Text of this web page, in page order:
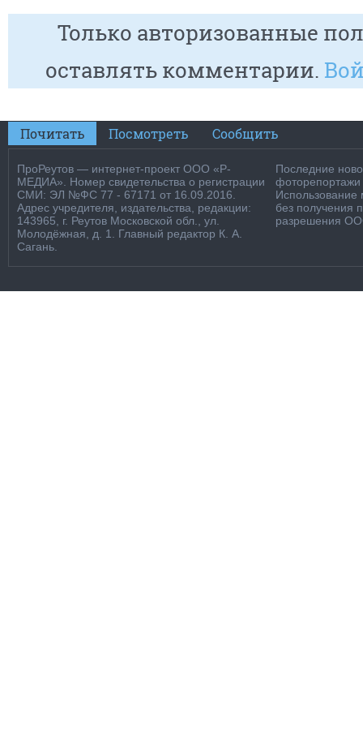
Только авторизованные
оставлять комментарии.
Почитать Посмотреть Сообщить
ПроРеутов — интернет-проект ООО «Р-
МЕДИА». Номер свидетельства о регистрации
СМИ: ЭЛ №ФС 77 - 67171 от 16.09.2016.
Адрес учредителя, издательства, редакции:
143965, г. Реутов Московской обл., ул.
Молодёжная, д. 1. Главный редактор К. А.
Сагань.
Последние
фоторепортажи
Использование
без получения
разрешения